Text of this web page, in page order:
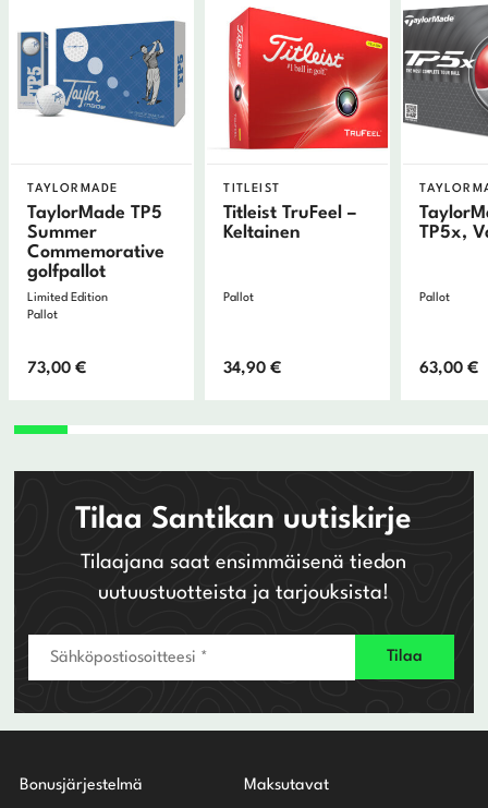
TAYLORMADE
TaylorMade TP5
Summer
Commemorative
golfpallot
Limited Edition
Pallot
73,00€
TITLEIST
Titleist TruFeel –
Keltainen
Pallot
34,90€
TP5x,
Pallot
63,00€
Tilaa Santikan uutiskirje
Tilaajana saat ensimmäisenä tiedon
uutuustuotteista ja tarjouksista!
Bonusjärjestelmä Maksutavat